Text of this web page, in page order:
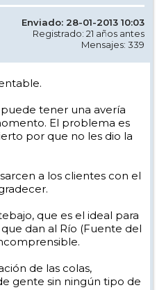
Enviado: 28-01-2013 10:03
Registrado: 21 años antes
Mensajes: 339
tener una avería
El problema es
por que no les dio la
a los clientes con el
que es el ideal para
dan al Río (Fuente del
de las colas,
gente sin ningún tipo de